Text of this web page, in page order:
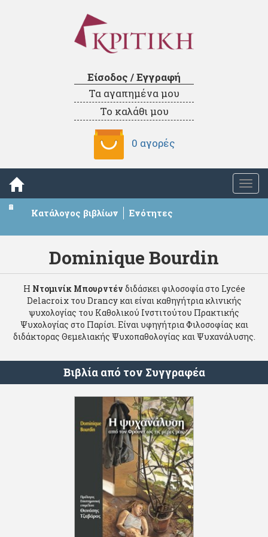
Είσοδος / Εγγραφή
Τα αγαπημένα μου
Το καλάθι μου
0 αγορές
Κατάλογος βιβλίων Ενότητες
Dominique Bourdin
Η Ντομινίκ Μπουρντέν διδάσκει φιλοσοφία στο Lycée
Delacroix του Drancy και είναι καθηγήτρια κλινικής
ψυχολογίας του Καθολικού Ινστιτούτου Πρακτικής
Ψυχολογίας στο Παρίσι. Είναι υφηγήτρια Φιλοσοφίας και
διδάκτορας Θεμελιακής Ψυχοπαθολογίας και Ψυχανάλυσης.
Βιβλία από τον Συγγραφέα